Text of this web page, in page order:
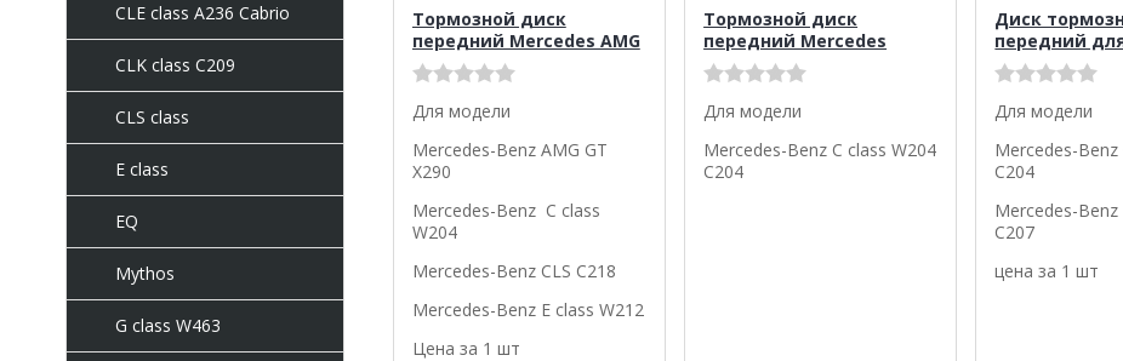
CLE class A236 Cabrio
CLK class C209
CLS class
E class
EQ
Mythos
G class W463
Тормозной диск
передний Mercedes AMG
Для модели
Mercedes-Benz AMG GT
X290
Mercedes-Benz C class
W204
Mercedes-Benz CLS C218
Mercedes-Benz E class W212
Цена за 1 шт
Тормозной диск
передний Mercedes
Для модели
Mercedes-Benz C class W204
C204
Диск
передний
Для модели
Mercedes-Benz
C204
Mercedes-Benz
C207
цена за 1 шт